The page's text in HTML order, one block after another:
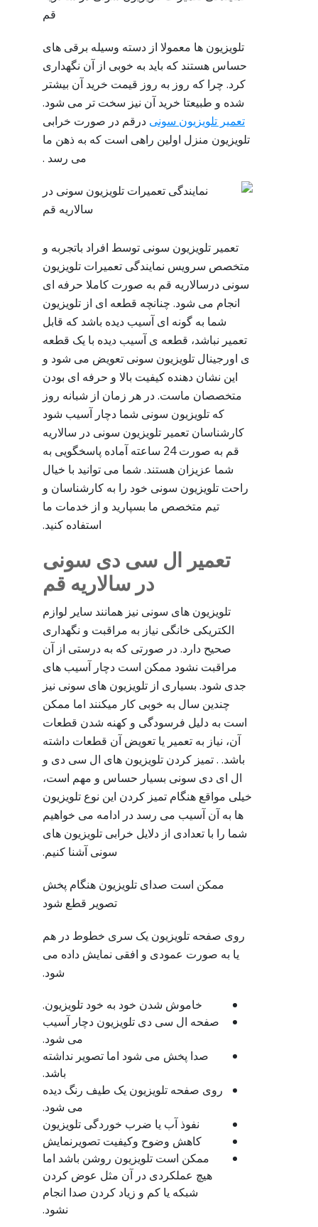
قم
تلویزیون ها معمولا از دسته وسیله برقی های
حساس هستند که باید به خوبی از آن نگهداری
کرد. چرا که روز به روز قیمت خرید آن بیشتر
شده و طبیعتا خرید آن نیز سخت تر می شود.
تعمیر تلویزیون سونی درقم در صورت خرابی
تلویزیون منزل اولین راهی است که به ذهن ما
می رسد .
تعمیر تلویزیون سونی توسط افراد باتجربه و
متخصص سرویس نمایندگی تعمیرات تلویزیون
سونی درسالاریه قم به صورت کاملا حرفه ای
انجام می شود. چنانچه قطعه ای از تلویزیون
شما به گونه ای آسیب دیده باشد که قابل
تعمیر نباشد، قطعه ی آسیب دیده با یک قطعه
ی اورجینال تلویزیون سونی تعویض می شود و
این نشان دهنده کیفیت بالا و حرفه ای بودن
متخصصان ماست. در هر زمان از شبانه روز
که تلویزیون سونی شما دچار آسیب شود
کارشناسان تعمیر تلویزیون سونی در سالاریه
قم به صورت 24 ساعته آماده پاسخگویی به
شما عزیزان هستند. شما می توانید با خیال
راحت تلویزیون سونی خود را به کارشناسان و
تیم متخصص ما بسپارید و از خدمات ما
استفاده کنید.
تعمیر ال سی دی سونی
در سالاریه قم
تلویزیون های سونی نیز همانند سایر لوازم
الکتریکی خانگی نیاز به مراقبت و نگهداری
صحیح دارد. در صورتی که به درستی از آن
مراقبت نشود ممکن است دچار آسیب های
جدی شود. بسیاری از تلویزیون های سونی نیز
چندین سال به خوبی کار میکنند اما ممکن
است به دلیل فرسودگی و کهنه شدن قطعات
آن، نیاز به تعمیر یا تعویض آن قطعات داشته
باشد. . تمیز کردن تلویزیون های ال سی دی و
ال ای دی سونی بسیار حساس و مهم است،
خیلی مواقع هنگام تمیز کردن این نوع تلویزیون
ها به آن آسیب می رسد در ادامه می خواهیم
شما را با تعدادی از دلایل خرابی تلویزیون های
سونی آشنا کنیم.
ممکن است صدای تلویزیون هنگام پخش
تصویر قطع شود
روی صفحه تلویزیون یک سری خطوط در هم
یا به صورت عمودی و افقی نمایش داده می
شود.
خاموش شدن خود به خود تلویزیون.
صفحه ال سی دی تلویزیون دچار آسیب
می شود.
صدا پخش می شود اما تصویر نداشته
باشد.
روی صفحه تلویزیون یک طیف رنگ دیده
می شود.
نفوذ آب یا ضرب خوردگی تلویزیون
کاهش وضوح وکیفیت تصویرنمایش
ممکن است تلویزیون روشن باشد اما
هیچ عملکردی در آن مثل عوض کردن
شبکه یا کم و زیاد کردن صدا انجام
نشود.